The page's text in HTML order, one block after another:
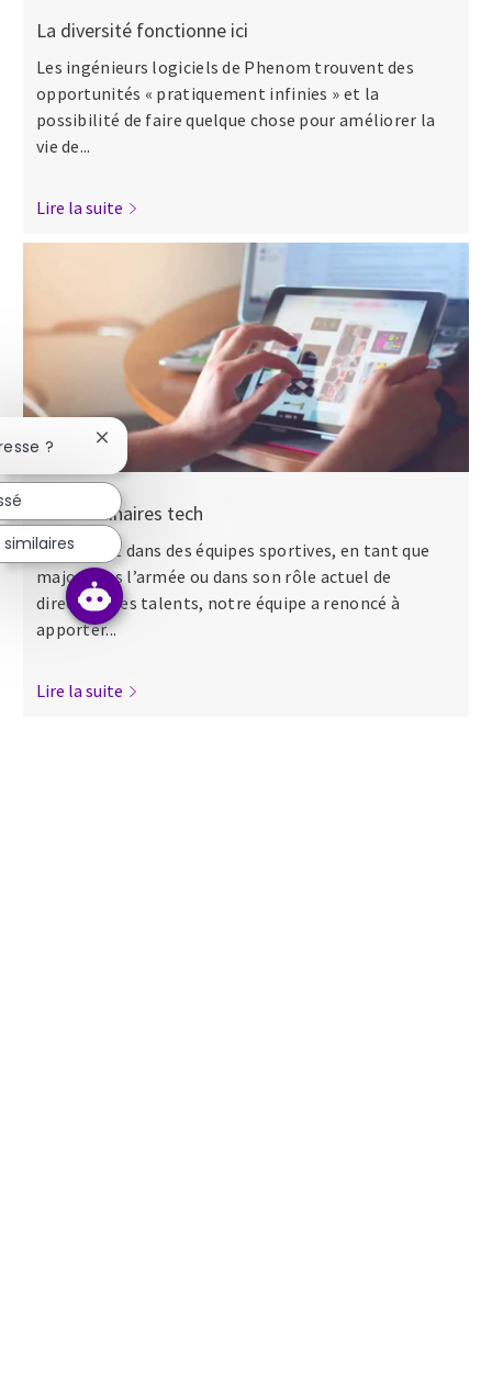
La diversité fonctionne ici
Les ingénieurs logiciels de Phenom trouvent des
opportunités « pratiquement infinies » et la
possibilité de faire quelque chose pour améliorer la
vie de...
Lire la suite
Nos séminaires tech
Que ce soit dans des équipes sportives, en tant que
major dans l’armée ou dans son rôle actuel de
directeur des talents, notre équipe a renoncé à
apporter...
Lire la suite
? Fermer la notification du chatbot